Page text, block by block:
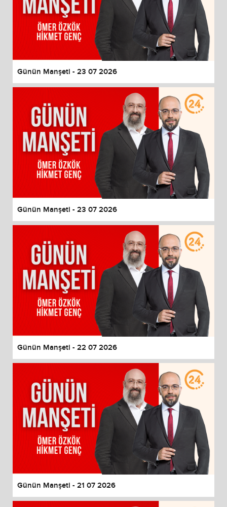
Günün Manşeti - 23 07 2026
Günün Manşeti - 23 07 2026
Günün Manşeti - 22 07 2026
Günün Manşeti - 21 07 2026